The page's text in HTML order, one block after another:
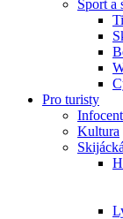
Sport a
Pro turisty
Kultura